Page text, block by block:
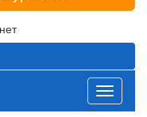
Toggle